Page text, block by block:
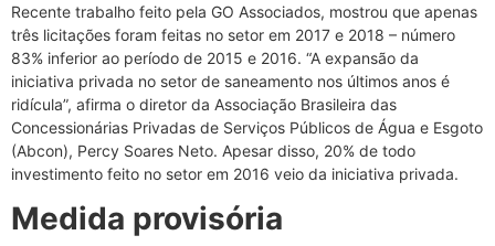
Recente trabalho feito pela GO Associados, mostrou que apenas
três licitações foram feitas no setor em 2017 e 2018 – número
83% inferior ao período de 2015 e 2016. “A expansão da
iniciativa privada no setor de saneamento nos últimos anos é
ridícula”, afirma o diretor da Associação Brasileira das
Concessionárias Privadas de Serviços Públicos de Água e Esgoto
(Abcon), Percy Soares Neto. Apesar disso, 20% de todo
investimento feito no setor em 2016 veio da iniciativa privada.
Medida provisória